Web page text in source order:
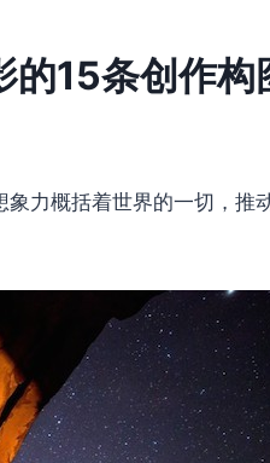
的15条创作构
力概括着世界的一切，推